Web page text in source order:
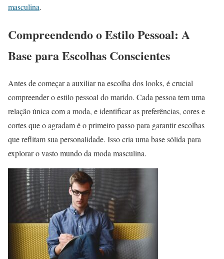
masculina.
Compreendendo o Estilo Pessoal: A
Base para Escolhas Conscientes
Antes de começar a auxiliar na escolha dos looks, é crucial
compreender o estilo pessoal do marido. Cada pessoa tem uma
relação única com a moda, e identificar as preferências, cores e
cortes que o agradam é o primeiro passo para garantir escolhas
que reflitam sua personalidade. Isso cria uma base sólida para
explorar o vasto mundo da moda masculina.